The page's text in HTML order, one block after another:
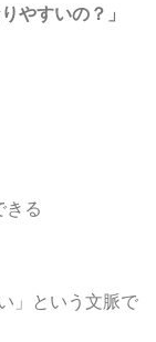
やすいの？」
きる
」という文脈で